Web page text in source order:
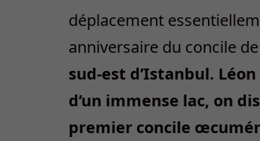
déplacement
anniversaire du concile
sud-est d’Istanbul.
d’un immense lac, on
premier concile